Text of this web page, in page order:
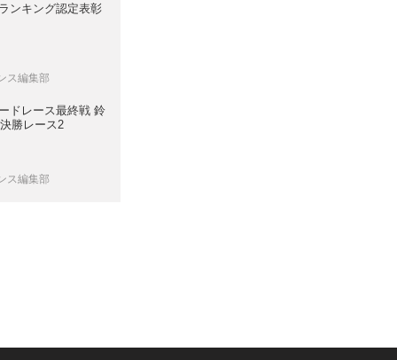
ンキング認定表彰
ス編集部
ドレース最終戦 鈴
勝レース2
ス編集部